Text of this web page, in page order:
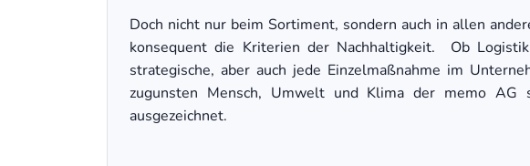
Doch nicht nur beim Sortiment, sondern auch in allen
konsequent die Kriterien der Nachhaltigkeit. Ob
strategische, aber auch jede Einzelmaßnahme im
zugunsten Mensch, Umwelt und Klima der memo AG
ausgezeichnet.